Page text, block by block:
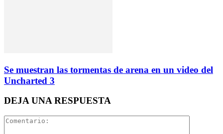
Se muestran las tormentas de arena en un video del
Uncharted 3
DEJA UNA RESPUESTA